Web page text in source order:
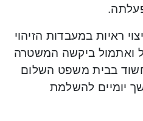
ראיות במעבדות הזיהוי
ואתמול ביקשה המשטרה
בבית משפט השלום
יומיים להשלמת